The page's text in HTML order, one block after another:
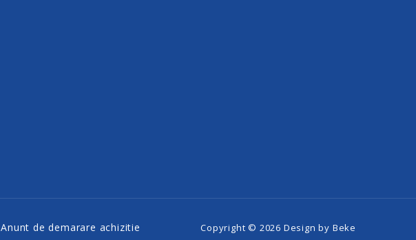
Anunt de demarare achizitie Copyright © 2026 Design by Beke